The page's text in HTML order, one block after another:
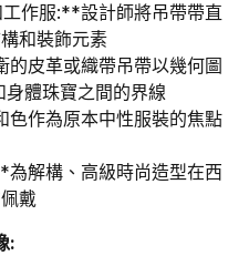
作服:**設計師將吊帶帶直
和裝飾元素
皮革或織帶吊帶以幾何圖
體珠寶之間的界線
作為原本中性服裝的焦點
解構、高級時尚造型在西
戴
: